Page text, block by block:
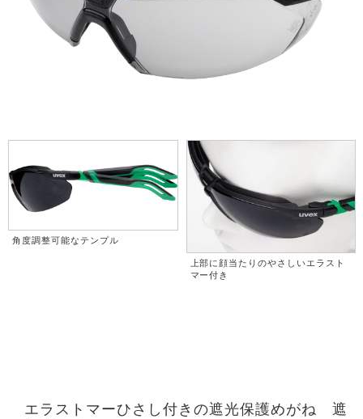
角度調整可能なテンプル
上部に顔当たりのやさしいエラスト
マー付き
エラストマーひさし付きの遮光保護めがね 遮